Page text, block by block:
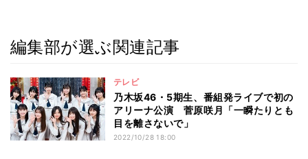
編集部が選ぶ関連記事
テレビ
乃木坂46・5期生、番組発ライブで初の
アリーナ公演 菅原咲月「一瞬たりとも
目を離さないで」
2022/10/28 18:00